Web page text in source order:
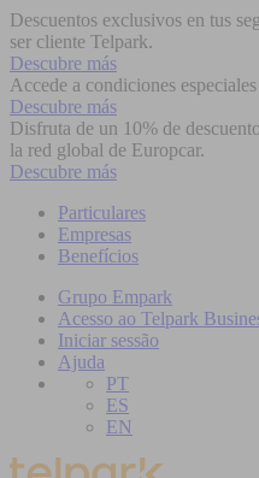
Descuentos exclusivos en tus
ser cliente Telpark.
Descubre más
Accede a condiciones
Descubre más
Disfruta de un 10% de
la red global de Europcar.
Descubre más
Particulares
Empresas
Benefícios
Grupo Empark
Acesso ao Telpark
Iniciar sessão
Ajuda
PT
ES
EN